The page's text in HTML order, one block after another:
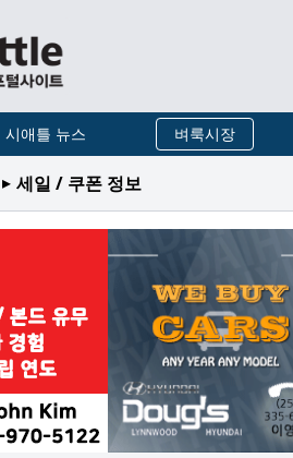
시애틀 뉴스 벼룩시장
▸ 세일 / 쿠폰 정보